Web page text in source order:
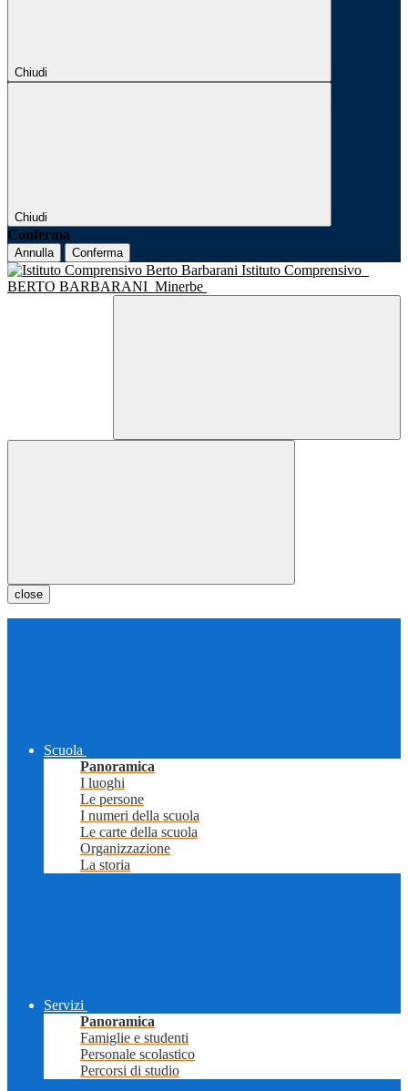
Chiudi
Chiudi
Conferma
Annulla Conferma
Istituto Comprensivo
BERTO BARBARANI Minerbe
close
Scuola
Panoramica
I luoghi
Le persone
I numeri della scuola
Le carte della scuola
Organizzazione
La storia
Servizi
Panoramica
Famiglie e studenti
Personale scolastico
Percorsi di studio